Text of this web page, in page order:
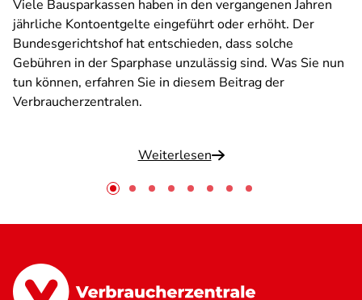
Viele Bausparkassen haben in den vergangenen Jahren
jährliche Kontoentgelte eingeführt oder erhöht. Der
Bundesgerichtshof hat entschieden, dass solche
Gebühren in der Sparphase unzulässig sind. Was Sie nun
tun können, erfahren Sie in diesem Beitrag der
Verbraucherzentralen.
Weiterlesen